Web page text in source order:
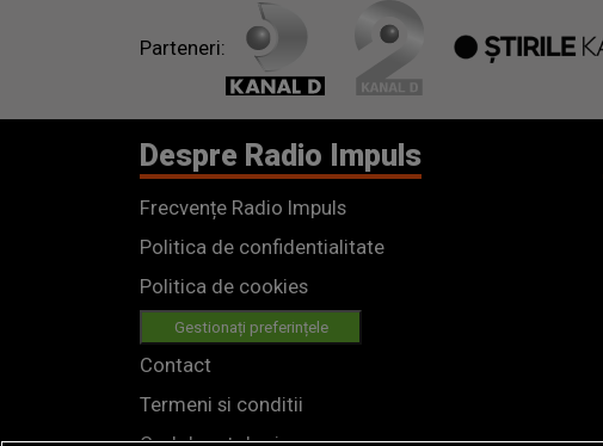
Parteneri:
Despre Radio Impuls
Frecvențe Radio Impuls
Politica de confidentialitate
Politica de cookies
Gestionați preferințele
Contact
Termeni si conditii